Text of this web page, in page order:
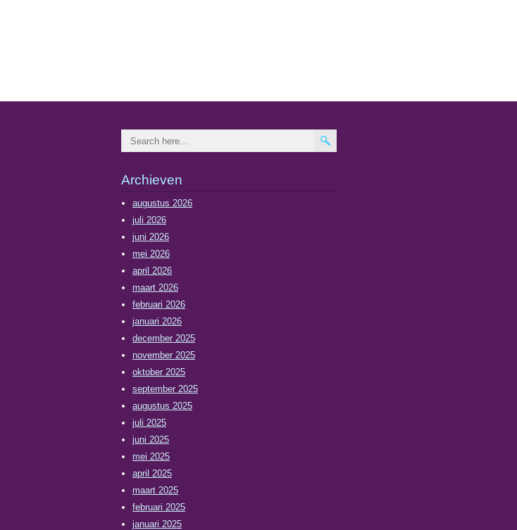
Archieven
augustus 2026
juli 2026
juni 2026
mei 2026
april 2026
maart 2026
februari 2026
januari 2026
december 2025
november 2025
oktober 2025
september 2025
augustus 2025
juli 2025
juni 2025
mei 2025
april 2025
maart 2025
februari 2025
januari 2025